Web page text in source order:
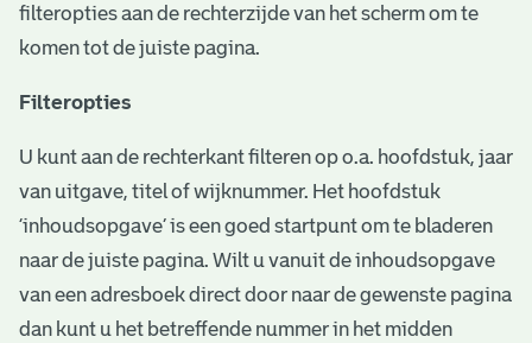
filteropties aan de rechterzijde van het scherm om te
komen tot de juiste pagina.
Filteropties
U kunt aan de rechterkant filteren op o.a. hoofdstuk, jaar
van uitgave, titel of wijknummer. Het hoofdstuk
‘inhoudsopgave’ is een goed startpunt om te bladeren
naar de juiste pagina. Wilt u vanuit de inhoudsopgave
van een adresboek direct door naar de gewenste pagina
dan kunt u het betreffende nummer in het midden